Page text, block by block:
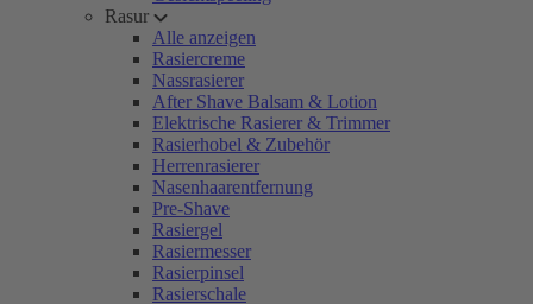
Rasur
Alle anzeigen
Rasiercreme
Nassrasierer
After Shave Balsam & Lotion
Elektrische Rasierer & Trimmer
Rasierhobel & Zubehör
Herrenrasierer
Nasenhaarentfernung
Pre-Shave
Rasiergel
Rasiermesser
Rasierpinsel
Rasierschale